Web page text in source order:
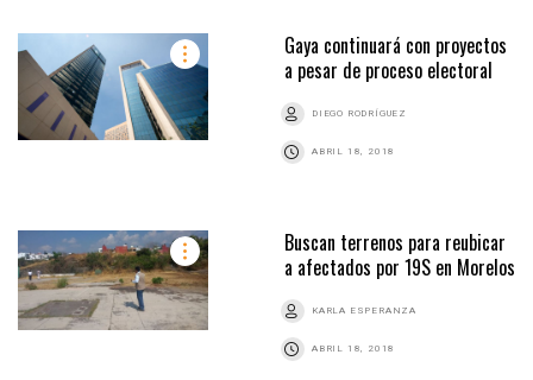
Gaya continuará con proyectos
a pesar de proceso electoral
DIEGO RODRÍGUEZ
ABRIL 18, 2018
Buscan terrenos para reubicar
a afectados por 19S en Morelos
KARLA ESPERANZA
ABRIL 18, 2018